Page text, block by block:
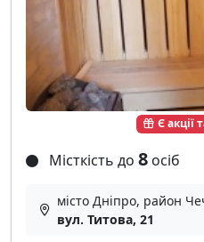
Є акції
Місткість до 8 осіб
місто Дніпро, район
вул. Титова, 21